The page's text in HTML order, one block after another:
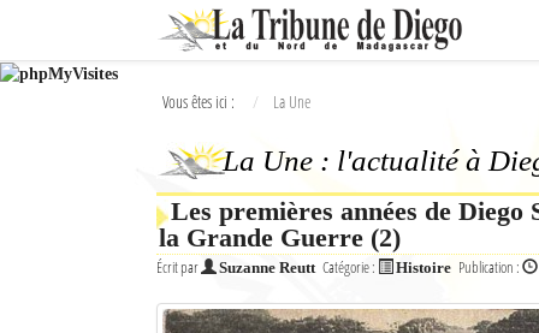
Ok
L'actualité à Diego Suarez
Vous êtes ici : La Une
La Une : l'actualité à
Les premières années de Diego
la Grande Guerre (2)
Écrit par Suzanne Reutt Catégorie : Histoire Publication :